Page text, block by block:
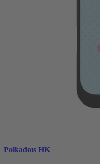
Polkadots HK